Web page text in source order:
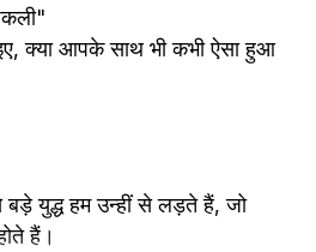
क्या आपके साथ भी कभी ऐसा हुआ
युद्ध हम उन्हीं से लड़ते हैं, जो
हैं।